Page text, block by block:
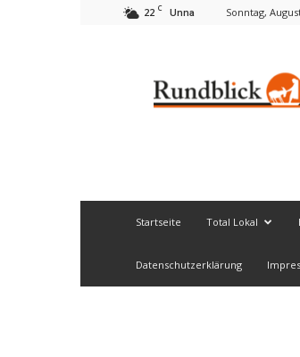
22 C Unna Sonntag,
Startseite Total Lokal
Datenschutzerklärung